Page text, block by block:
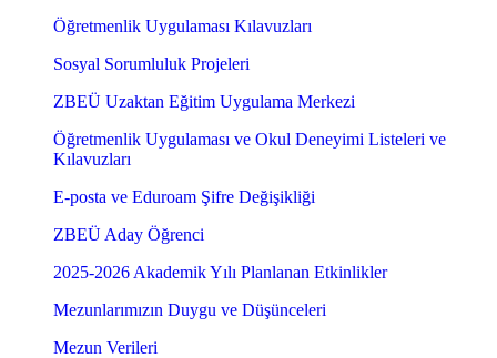
Öğretmenlik Uygulaması Kılavuzları
Sosyal Sorumluluk Projeleri
ZBEÜ Uzaktan Eğitim Uygulama Merkezi
Öğretmenlik Uygulaması ve Okul Deneyimi Listeleri ve
Kılavuzları
E-posta ve Eduroam Şifre Değişikliği
ZBEÜ Aday Öğrenci
2025-2026 Akademik Yılı Planlanan Etkinlikler
Mezunlarımızın Duygu ve Düşünceleri
Mezun Verileri